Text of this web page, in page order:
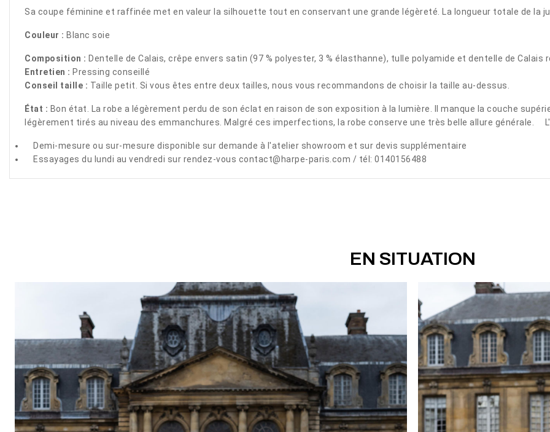
Sa coupe féminine et raffinée met en valeur la silhouette tout en conservant une grande légèreté. La longueur totale de la
Couleur : Blanc soie
Composition : Dentelle de Calais, crêpe envers satin (97 % polyester, 3 % élasthanne), tulle polyamide et dentelle de Calais
Entretien : Pressing conseillé
Conseil taille : Taille petit. Si vous êtes entre deux tailles, nous vous recommandons de choisir la taille au-dessus.
État : Bon état. La robe a légèrement perdu de son éclat en raison de son exposition à la lumière. Il manque la couche
légèrement tirés au niveau des emmanchures. Malgré ces imperfections, la robe conserve une très belle allure générale.
Demi-mesure ou sur-mesure disponible sur demande à l'atelier showroom et sur devis supplémentaire
Essayages du lundi au vendredi sur rendez-vous contact@harpe-paris.com / tél: 0140156488
EN SITUATION